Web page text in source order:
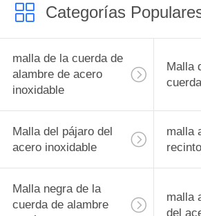
Categorías
malla de la cuerda de
alambre de acero
inoxidable
Malla
cuerda
Malla del pájaro del
acero inoxidable
malla
recinto
Malla negra de la
cuerda de alambre
malla
del